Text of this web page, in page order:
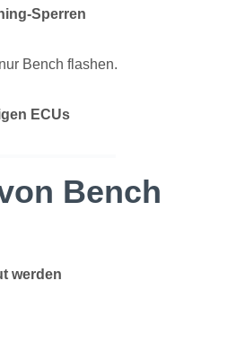
Sperren
Bench flashen.
ECUs
Bench
werden